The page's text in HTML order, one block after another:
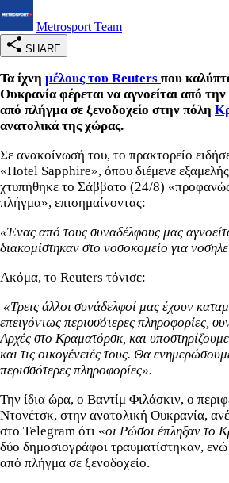
Metrosport Team
SHARE
Τα ίχνη μέλους του Reuters που
Ουκρανία φέρεται να αγνοείται από
από πλήγμα σε ξενοδοχείο στην πόλη
ανατολικά της χώρας.
Σε ανακοίνωσή του, το πρακτορείο
«Hotel Sapphire», όπου διέμενε
χτυπήθηκε το Σάββατο (24/8)
πλήγμα», επισημαίνοντας:
«Ένας από τους συναδέλφους μας
διακομίστηκαν στο νοσοκομείο για
Ακόμα, το Reuters τόνισε:
«Τρεις άλλοι συνάδελφοί μας έχουν
επειγόντως περισσότερες πληροφορίες,
Αρχές στο Κραματόρσκ, και
και τις οικογένειές τους. Θα
περισσότερες πληροφορίες».
Την ίδια ώρα, ο Βαντίμ Φιλάσκιν, ο
Ντονέτσκ, στην ανατολική Ουκρανία,
στο Telegram ότι «οι Ρώσοι έπληξαν το
δύο δημοσιογράφοι τραυματίστηκαν, ενώ
από πλήγμα σε ξενοδοχείο.